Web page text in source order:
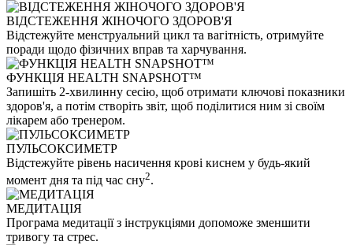
ВІДСТЕЖЕННЯ ЖІНОЧОГО ЗДОРОВ'Я
Відстежуйте менструальний цикл та вагітність, отримуйте
поради щодо фізичних вправ та харчування.
ФУНКЦІЯ HEALTH SNAPSHOT™
Запишіть 2-хвилинну сесію, щоб отримати ключові показники
здоров'я, а потім створіть звіт, щоб поділитися ним зі своїм
лікарем або тренером.
ПУЛЬСОКСИМЕТР
Відстежуйте рівень насичення крові киснем у будь-який
момент дня та під час сну2.
МЕДИТАЦІЯ
Програма медитації з інструкціями допоможе зменшити
тривогу та стрес.